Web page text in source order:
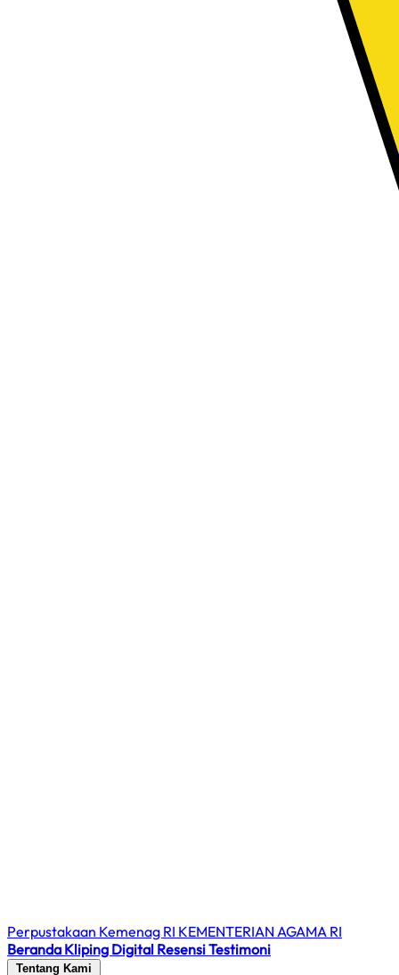
Perpustakaan Kemenag RI KEMENTERIAN AGAMA RI
Beranda Kliping Digital ResensiTestimoni
Tentang Kami